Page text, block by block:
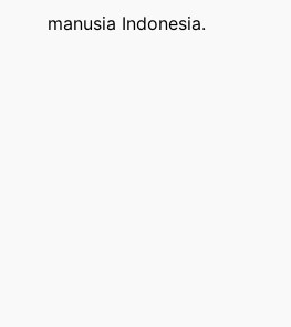
manusia Indonesia.